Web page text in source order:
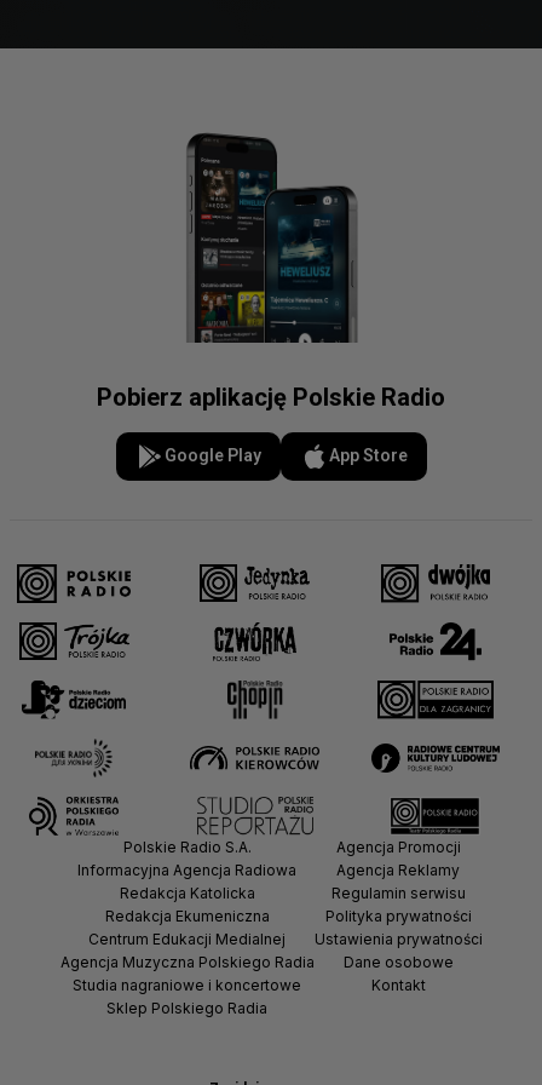
Pobierz aplikację Polskie Radio
Google Play App Store
Polskie Radio S.A.
Informacyjna Agencja Radiowa
Redakcja Katolicka
Redakcja Ekumeniczna
Centrum Edukacji Medialnej
Agencja Muzyczna Polskiego Radia
Studia nagraniowe i koncertowe
Sklep Polskiego Radia
Agencja Promocji
Agencja Reklamy
Regulamin serwisu
Polityka prywatności
Ustawienia prywatności
Dane osobowe
Kontakt